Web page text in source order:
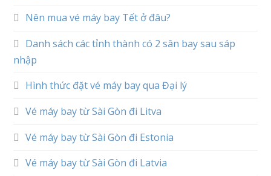
Nên mua vé máy bay Tết ở đâu?
Danh sách các tỉnh thành có 2 sân bay sau sáp
nhập
Hình thức đặt vé máy bay qua Đại lý
Vé máy bay từ Sài Gòn đi Litva
Vé máy bay từ Sài Gòn đi Estonia
Vé máy bay từ Sài Gòn đi Latvia